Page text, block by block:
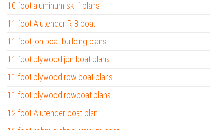
10 foot aluminum skiff plans
11 foot Alutender RIB boat
11 foot jon boat building plans
11 foot plywood jon boat plans
11 foot plywood row boat plans
11 foot plywood rowboat plans
12 foot Alutender boat plan